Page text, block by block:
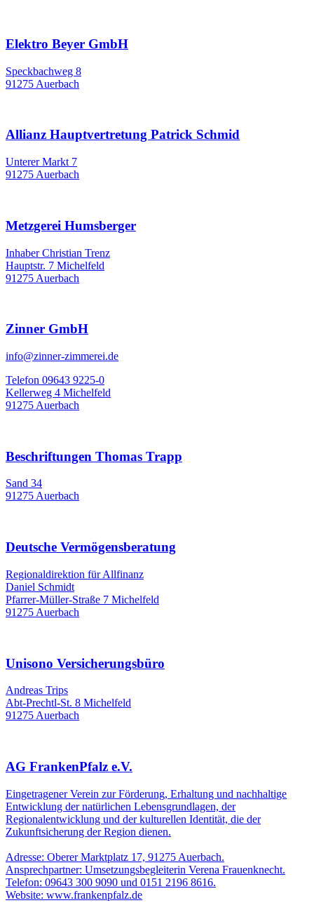
Elektro Beyer GmbH
Speckbachweg 8
91275 Auerbach
Allianz Hauptvertretung Patrick Schmid
Unterer Markt 7
91275 Auerbach
Metzgerei Humsberger
Inhaber Christian Trenz
Hauptstr. 7 Michelfeld
91275 Auerbach
Zinner GmbH
info@zinner-zimmerei.de
Telefon 09643 9225-0
Kellerweg 4 Michelfeld
91275 Auerbach
Beschriftungen Thomas Trapp
Sand 34
91275 Auerbach
Deutsche Vermögensberatung
Regionaldirektion für Allfinanz
Daniel Schmidt
Pfarrer-Müller-Straße 7 Michelfeld
91275 Auerbach
Unisono Versicherungsbüro
Andreas Trips
Abt-Prechtl-St. 8 Michelfeld
91275 Auerbach
AG FrankenPfalz e.V.
Eingetragener Verein zur Förderung, Erhaltung und nachhaltige
Entwicklung der natürlichen Lebensgrundlagen, der
Regionalentwicklung und der kulturellen Identität, die der
Zukunftsicherung der Region dienen.
Adresse: Oberer Marktplatz 17, 91275 Auerbach.
Ansprechpartner: Umsetzungsbegleiterin Verena Frauenknecht.
Telefon: 09643 300 9090 und 0151 2196 8616.
Website: www.frankenpfalz.de